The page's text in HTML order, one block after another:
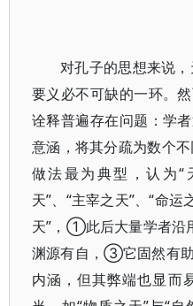
对孔子的思想来说
要义必不可缺的一环。
诠释普遍存在问题：学
意涵，将其分疏为数个
做法最为典型，认为“
天”、“主宰之天”、“命运
天”，①此后大量学者
渊源有自，③它固然有助
内涵，但其弊端也显而